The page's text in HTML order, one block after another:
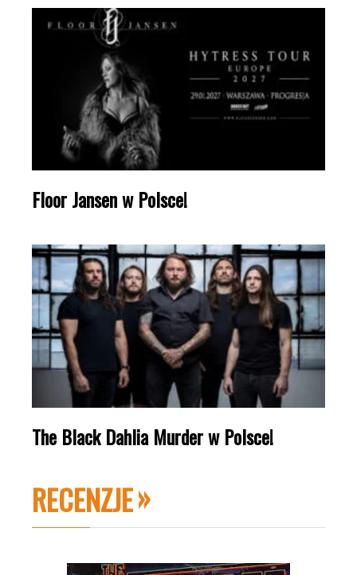
Floor Jansen w Polsce!
The Black Dahlia Murder w Polsce!
RECENZJE